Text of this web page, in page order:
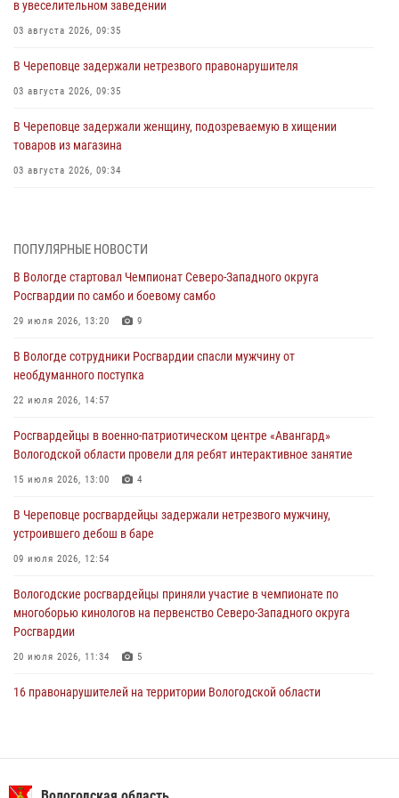
в увеселительном заведении
03 августа 2026, 09:35
В Череповце задержали нетрезвого правонарушителя
03 августа 2026, 09:35
В Череповце задержали женщину, подозреваемую в хищении
товаров из магазина
03 августа 2026, 09:34
самбо
ЗА МИНУВШУЮ НЕДЕЛЮ СОТРУДНИКАМИ ВНЕВЕДОМСТВЕННОЙ
ОХРАНЫ РОСГВАРДИИ В ВОЛОГОДСКОЙ ОБЛАСТИ ЗАДЕРЖАНО 23
02 августа 2026, 10:37
Росгвардейцы в г. Соколе задержали несовершеннолетнего
31 июля 2026, 06:43
В Вологде стартовал Чемпионат Северо-Западного округа
29 июля 2026, 13:20
ПОПУЛЯРНЫЕ НОВОСТИ
В Вологде стартовал Чемпионат Северо-Западного округа
Росгвардии по самбо и боевому самбо
29 июля 2026, 13:20 9
В Вологде сотрудники Росгвардии спасли мужчину от
необдуманного поступка
22 июля 2026, 14:57
Росгвардейцы в военно-патриотическом центре «Авангард»
Вологодской области провели для ребят интерактивное занятие
15 июля 2026, 13:00 4
В Череповце росгвардейцы задержали нетрезвого мужчину,
устроившего дебош в баре
09 июля 2026, 12:54
Вологодские росгвардейцы приняли участие в чемпионате по
многоборью кинологов на первенство Северо-Западного округа
Росгвардии
20 июля 2026, 11:34 5
16 правонарушителей на территории Вологодской области
В Великом Устюге росгвардейцы задержали мужчин, устроивших